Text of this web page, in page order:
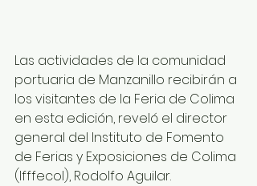
Las actividades de la comunidad
portuaria de Manzanillo recibirán a
los visitantes de la Feria de Colima
en esta edición, reveló el director
general del Instituto de Fomento
de Ferias y Exposiciones de Colima
(Ifffecol), Rodolfo Aguilar.